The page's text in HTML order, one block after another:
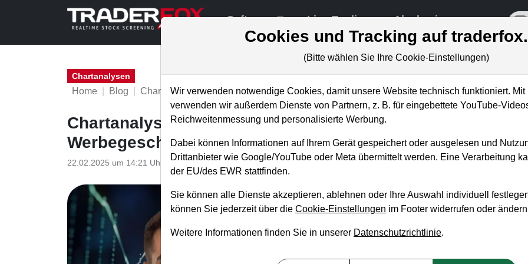
Software Live-Trading Akademie
Chartanalysen
Home Blog Chartanalysen
Chartanalyse Baidu: KI- und Cloud-Boom kann Flaute im
Werbegeschäft nicht ausgleichen
22.02.2025 um 14:21 Uhr P. Uhlschmied
Cookies und Tracking auf
(Bitte wählen Sie Ihre Cookie-Einstellungen)
Wir verwenden notwendige Cookies, damit unsere Website technisch funktioniert.
verwenden wir außerdem Dienste von Partnern, z. B. für eingebettete YouTube-
Reichweitenmessung und personalisierte Werbung.
Dabei können Informationen auf Ihrem Gerät gespeichert oder ausgelesen und
Drittanbieter wie Google/YouTube oder Meta übermittelt werden. Eine Verarbeitung
der EU/des EWR stattfinden.
Sie können alle Dienste akzeptieren, ablehnen oder Ihre Auswahl individuell
können Sie jederzeit über die Cookie-Einstellungen im Footer widerrufen oder
Weitere Informationen finden Sie in unserer Datenschutzrichtlinie.